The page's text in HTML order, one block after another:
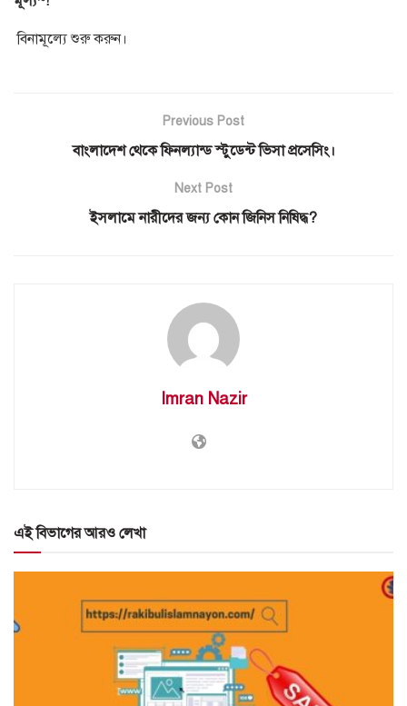
বিনামূল্যে শুরু করুন।
Previous Post
বাংলাদেশ থেকে ফিনল্যান্ড স্টুডেন্ট ভিসা প্রসেসিং।
Next Post
ইসলামে নারীদের জন্য কোন জিনিস নিষিদ্ধ?
Imran Nazir
এই বিভাগের আরও লেখা